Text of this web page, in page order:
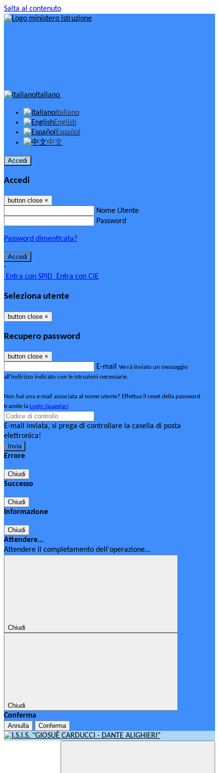
Salta al contenuto
Italiano
Italiano
English
Español
中文
Accedi
Accedi
button close ×
Nome Utente
Password
Password dimenticata?
-
Entra con SPID Entra con CIE
Seleziona utente
button close ×
Recupero password
button close ×
E-mail Verrà inviato un messaggio
all'indirizzo indicato con le istruzioni necessarie.
Non hai una e-mail associata al nome utente? Effettua il reset della password
tramite la Login Spaggiari
E-mail inviata, si prega di controllare la casella di posta
elettronica!
Errore
Chiudi
Successo
Chiudi
Informazione
Chiudi
Attendere...
Attendere il completamento dell'operazione...
Chiudi
Chiudi
Conferma
Annulla Conferma